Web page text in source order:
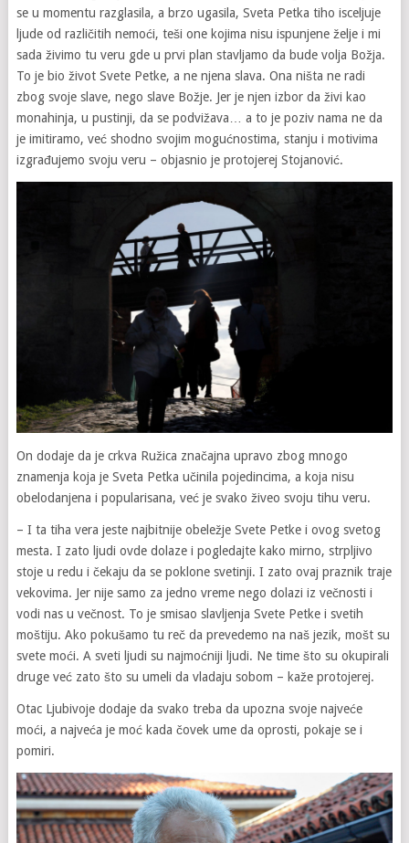
se u momentu razglasila, a brzo ugasila, Sveta Petka tiho isceljuje
ljude od različitih nemoći, teši one kojima nisu ispunjene želje i mi
sada živimo tu veru gde u prvi plan stavljamo da bude volja Božja.
To je bio život Svete Petke, a ne njena slava. Ona ništa ne radi
zbog svoje slave, nego slave Božje. Jer je njen izbor da živi kao
monahinja, u pustinji, da se podvižava… a to je poziv nama ne da
je imitiramo, već shodno svojim mogućnostima, stanju i motivima
izgrađujemo svoju veru – objasnio je protojerej Stojanović.
On dodaje da je crkva Ružica značajna upravo zbog mnogo
znamenja koja je Sveta Petka učinila pojedincima, a koja nisu
obelodanjena i popularisana, već je svako živeo svoju tihu veru.
– I ta tiha vera jeste najbitnije obeležje Svete Petke i ovog svetog
mesta. I zato ljudi ovde dolaze i pogledajte kako mirno, strpljivo
stoje u redu i čekaju da se poklone svetinji. I zato ovaj praznik traje
vekovima. Jer nije samo za jedno vreme nego dolazi iz večnosti i
vodi nas u večnost. To je smisao slavljenja Svete Petke i svetih
moštiju. Ako pokušamo tu reč da prevedemo na naš jezik, mošt su
svete moći. A sveti ljudi su najmoćniji ljudi. Ne time što su okupirali
druge već zato što su umeli da vladaju sobom – kaže protojerej.
Otac Ljubivoje dodaje da svako treba da upozna svoje najveće
moći, a najveća je moć kada čovek ume da oprosti, pokaje se i
pomiri.